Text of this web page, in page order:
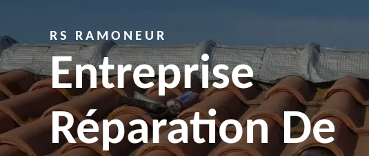
RS RAMONEUR
Entreprise
Réparation De